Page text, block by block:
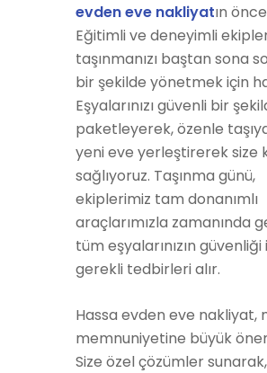
evden eve nakliyatın
Eğitimli ve deneyimli
taşınmanızı baştan sona
bir şekilde yönetmek için
Eşyalarınızı güvenli bir
paketleyerek, özenle
yeni eve yerleştirerek size
sağlıyoruz. Taşınma günü,
ekiplerimiz tam donanımlı
araçlarımızla zamanında
tüm eşyalarınızın güvenliği
gerekli tedbirleri alır.
Hassa evden eve nakliyat,
memnuniyetine büyük
Size özel çözümler sunarak,